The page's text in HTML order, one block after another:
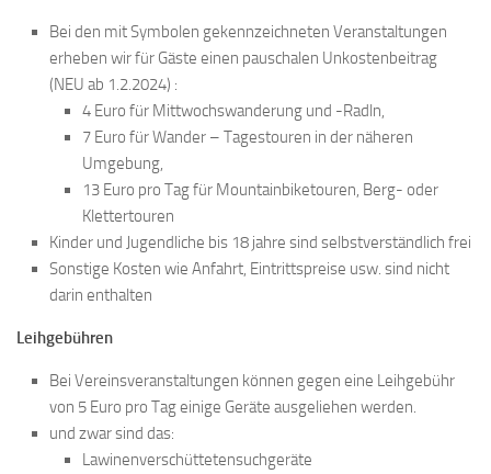
Bei den mit Symbolen gekennzeichneten Veranstaltungen
erheben wir für Gäste einen pauschalen Unkostenbeitrag
(NEU ab 1.2.2024) :
4 Euro für Mittwochswanderung und -Radln,
7 Euro für Wander – Tagestouren in der näheren
Umgebung,
13 Euro pro Tag für Mountainbiketouren, Berg- oder
Klettertouren
Kinder und Jugendliche bis 18 jahre sind selbstverständlich frei
Sonstige Kosten wie Anfahrt, Eintrittspreise usw. sind nicht
darin enthalten
Leihgebühren
Bei Vereinsveranstaltungen können gegen eine Leihgebühr
von 5 Euro pro Tag einige Geräte ausgeliehen werden.
und zwar sind das:
Lawinenverschüttetensuchgeräte